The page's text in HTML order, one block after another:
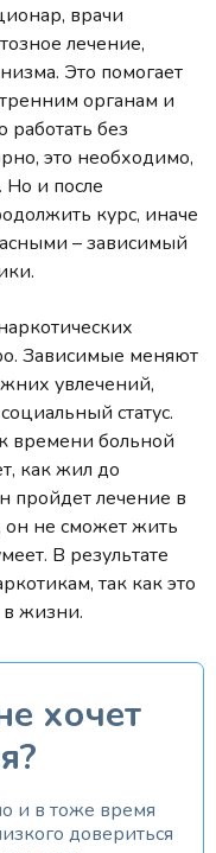
врачи
лечение,
Это помогает
органам и
без
это необходимо,
Но и после
курс, иначе
– зависимый
Зависимые меняют
увлечений,
статус.
времени больной
как жил до
пройдет лечение в
он не сможет жить
В результате
так как это
в жизни.
хочет
и в тоже время
довериться